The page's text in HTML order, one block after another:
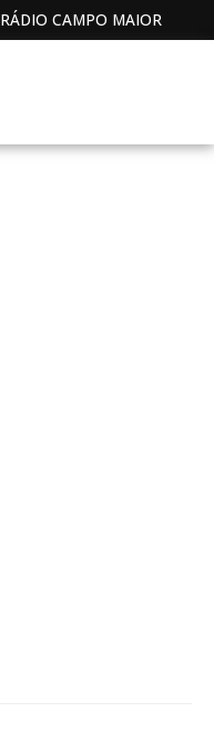
RÁDIO CAMPO MAIOR